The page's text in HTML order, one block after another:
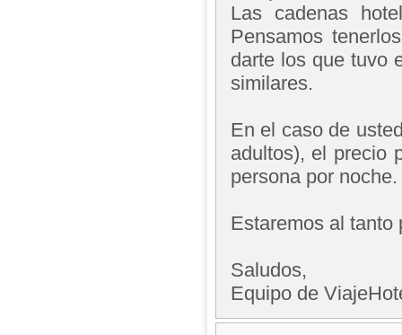
Las cadenas
Pensamos
darte los que tuvo
similares.
En el caso de
adultos), el precio
persona por noche.
Estaremos al tanto
Saludos,
Equipo de